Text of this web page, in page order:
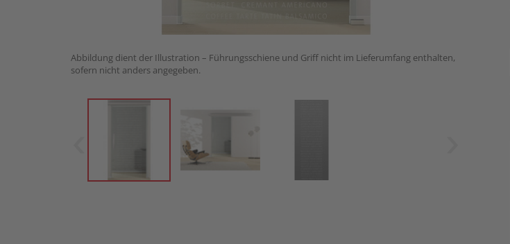
Abbildung dient der Illustration – Führungsschiene und Griff nicht im Lieferumfang enthalten,
sofern nicht anders angegeben.